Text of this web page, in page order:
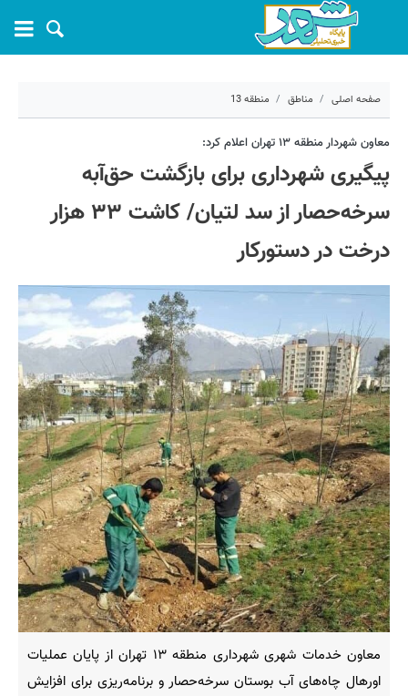
صفحه اصلی مناطق منطقه 13
۲۴ تیر ۱۴۰۴ - ۱۶:۴۲
کد مطلب:70339
معاون شهردار منطقه ۱۳ تهران اعلام کرد:
پیگیری شهرداری برای بازگشت حق‌آبه
سرخه‌حصار از سد لتیان/ کاشت ۳۳ هزار
درخت در دستورکار
معاون خدمات شهری شهرداری منطقه ۱۳ تهران از پایان عملیات
اورهال چاه‌های آب بوستان سرخه‌حصار و برنامه‌ریزی برای افزایش